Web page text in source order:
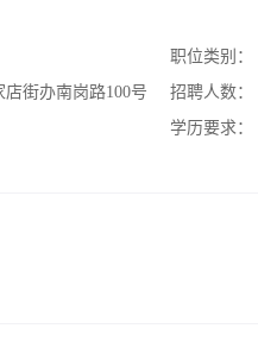
店街办南岗路100号
职位类别：
招聘人数：
学历要求：